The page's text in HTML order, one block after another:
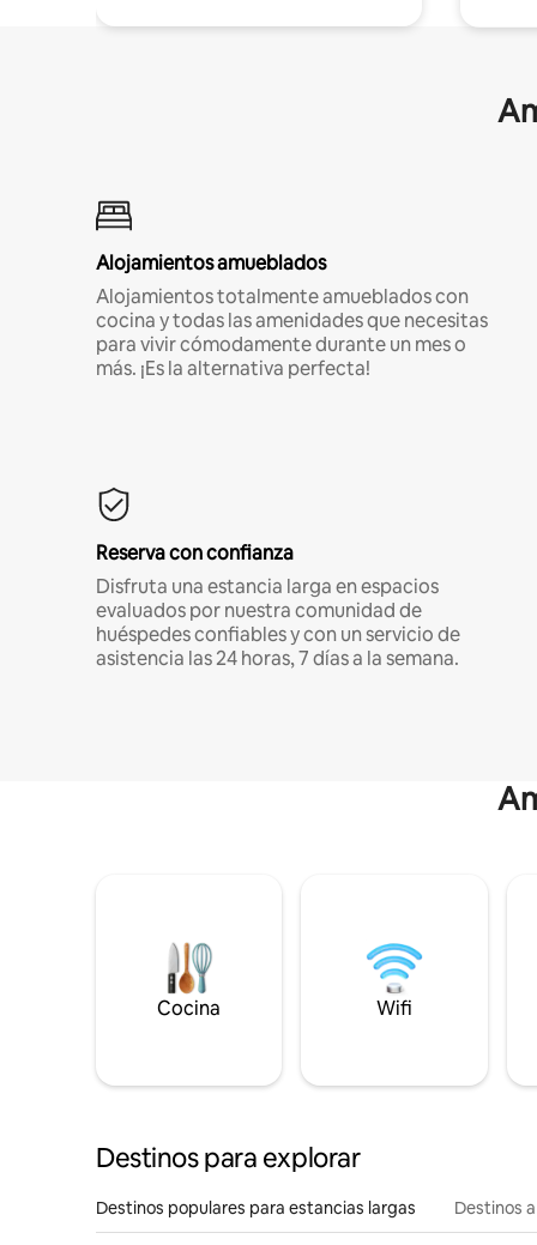
Alojamientos amueblados
Alojamientos totalmente amueblados con
cocina y todas las amenidades que necesitas
para vivir cómodamente durante un mes o
más. ¡Es la alternativa perfecta!
Reserva con confianza
Disfruta una estancia larga en espacios
evaluados por nuestra comunidad de
huéspedes confiables y con un servicio de
asistencia las 24 horas, 7 días a la semana.
Cocina Wifi
Destinos para explorar
Destinos populares para estancias largas Destinos